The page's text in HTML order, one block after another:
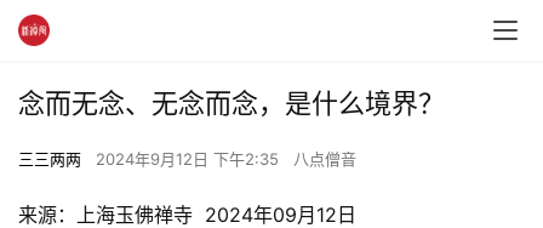
念而无念、无念而念，是什么境界？
三三两两 2024年9月12日 下午2:35 八点僧音
来源：上海玉佛禅寺  2024年09月12日